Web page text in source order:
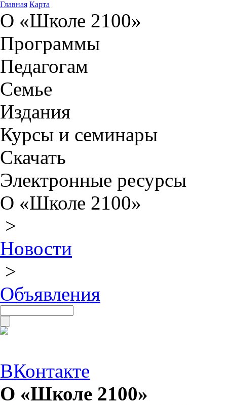
Главная Карта
О «Школе 2100»
Программы
Педагогам
Семье
Издания
Курсы и семинары
Скачать
Электронные ресурсы
О «Школе 2100»
>
Новости
>
Объявления
ВКонтакте
О «Школе 2100»